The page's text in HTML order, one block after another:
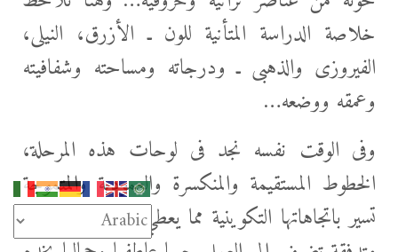
خلاصة الدراسة المتأنية للون ـ الأزرق، النيلى،
الفيروزى والذهبى ـ ودرجاته ومساحته وشفافيته
وعمقه ووضعه…
وفى الوقت نفسه نجد فى لوحات هذه المرحلة،
الخطوط المستقيمة والمنكسرة والعمودية والمتموجة
تسير باتجاهاتها التكوينية مما يعطي الموضوع موسيقى